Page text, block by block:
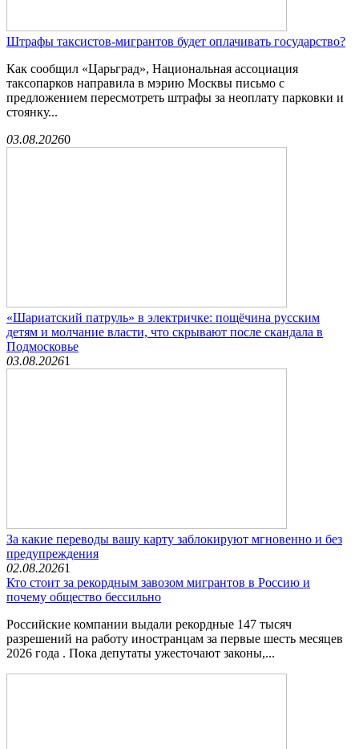
Штрафы таксистов-мигрантов будет оплачивать государство?
Как сообщил «Царьград», Национальная ассоциация
таксопарков направила в мэрию Москвы письмо с
предложением пересмотреть штрафы за неоплату парковки и
стоянку...
03.08.20260
«Шариатский патруль» в электричке: пощёчина русским
детям и молчание власти, что скрывают после скандала в
Подмосковье
03.08.20261
За какие переводы вашу карту заблокируют мгновенно и без
предупреждения
02.08.20261
Кто стоит за рекордным завозом мигрантов в Россию и
почему общество бессильно
Российские компании выдали рекордные 147 тысяч
разрешений на работу иностранцам за первые шесть месяцев
2026 года . Пока депутаты ужесточают законы,...